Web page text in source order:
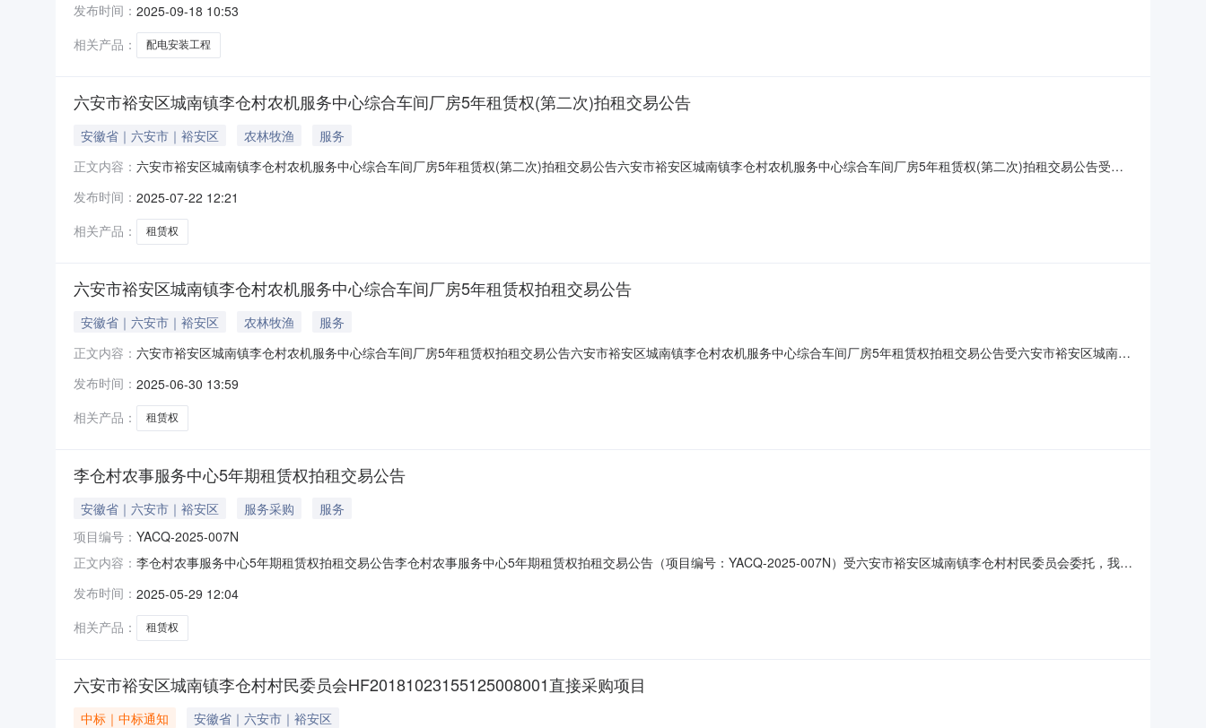
目类型：工程类七、招标方式：竞争性磋商八、项目概况、投资规模：本工程为六安市裕安区城南镇李仓村股份经济合作社配电安装工程，主要建设内容为：李仓村农机服务中心安
装杆上400KV.A油浸变压器及配套
发布时间： 2025-09-18 10:53
相关产品：
配电安装工程
六安市裕安区城南镇李仓村农机服务中心综合车间厂房5年租赁权(第二次)拍租交易公告
安徽省｜六安市｜裕安区 农林牧渔
服务
正文内容： 六安市裕安区城南镇李仓村农机服务中心综合车间厂房5年租赁权(第二次)拍租交易公告六安市裕安区城南镇李仓村农机服务中心综合车间厂房5年租赁权(第二次)拍租交易公告受六
六安市裕安区城南镇李仓村农机服务中心综合车间厂房，钢结构，租期5年，面积1951.2㎡，年租金14.751万元，保证金5万元。租期5年，按年租金拍租，租期内租金不变，装修期
30天，装修期内
发布时间： 2025-07-22 12:21
相关产品：
租赁权
六安市裕安区城南镇李仓村农机服务中心综合车间厂房5年租赁权拍租交易公告
安徽省｜六安市｜裕安区 农林牧渔
服务
正文内容： 六安市裕安区城南镇李仓村农机服务中心综合车间厂房5年租赁权拍租交易公告六安市裕安区城南镇李仓村农机服务中心综合车间厂房5年租赁权拍租交易公告受六安市裕安区城南镇
南镇李仓村农机服务中心综合车间厂房，钢结构，租期5年，面积1951.2㎡，年租金16.39万元，保证金5万元。租期5年，按年租金拍租，租期内租金不变，装修期30天，装修期内
免租金。二、拍租标的
发布时间： 2025-06-30 13:59
相关产品：
租赁权
李仓村农事服务中心5年期租赁权拍租交易公告
安徽省｜六安市｜裕安区 服务采购
服务
项目编号： YACQ-2025-007N
正文内容： 李仓村农事服务中心5年期租赁权拍租交易公告李仓村农事服务中心5年期租赁权拍租交易公告（项目编号：YACQ-2025-007N）受六安市裕安区城南镇李仓村村民委员会委托，我公
审批程序，保证本公告的内容不存在任何重大遗漏、虚假陈述或严重误导，并对其内容的真实性、准确性和有效性负责。本项目竞租人如需咨询，务必首先认真阅读本项目公告，并
针对具体条款进行咨询。
发布时间： 2025-05-29 12:04
相关产品：
租赁权
六安市裕安区城南镇李仓村村民委员会HF20181023155125008001直接采购项目
中标｜中标通知 安徽省｜六安市｜裕安区